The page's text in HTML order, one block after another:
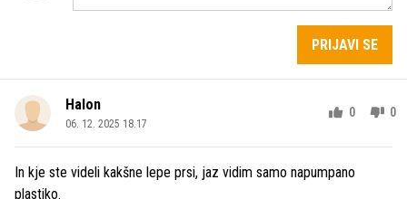
PRIJAVI SE
Halon
06. 12. 2025 18.17
0 0
In kje ste videli kakšne lepe prsi, jaz vidim samo napumpano
plastiko.